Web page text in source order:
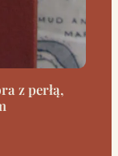
z perłą,